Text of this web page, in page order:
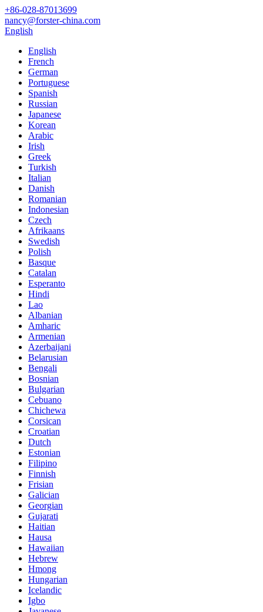
+86-028-87013699
nancy@forster-china.com
English
English
French
German
Portuguese
Spanish
Russian
Japanese
Korean
Arabic
Irish
Greek
Turkish
Italian
Danish
Romanian
Indonesian
Czech
Afrikaans
Swedish
Polish
Basque
Catalan
Esperanto
Hindi
Lao
Albanian
Amharic
Armenian
Azerbaijani
Belarusian
Bengali
Bosnian
Bulgarian
Cebuano
Chichewa
Corsican
Croatian
Dutch
Estonian
Filipino
Finnish
Frisian
Galician
Georgian
Gujarati
Haitian
Hausa
Hawaiian
Hebrew
Hmong
Hungarian
Icelandic
Igbo